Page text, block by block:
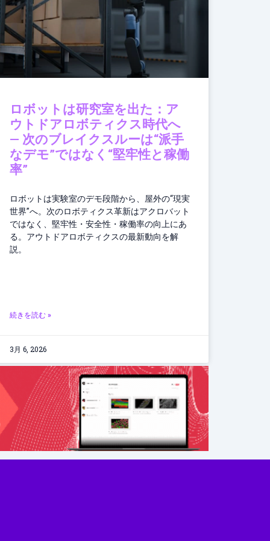
ロボットは研究室を出た：ア
ウトドアロボティクス時代へ
— 次のブレイクスルーは“派手
なデモ”ではなく“堅牢性と稼働
率”
ロボットは実験室のデモ段階から、屋外の“現実
世界”へ。次のロボティクス革新はアクロバット
ではなく、堅牢性・安全性・稼働率の向上にあ
る。アウトドアロボティクスの最新動向を解
説。
続きを読む »
3月 6, 2026